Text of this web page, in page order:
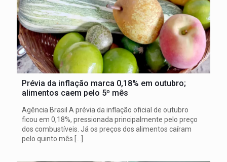
Prévia da inflação marca 0,18% em outubro;
alimentos caem pelo 5º mês
Agência Brasil A prévia da inflação oficial de outubro
ficou em 0,18%, pressionada principalmente pelo preço
dos combustíveis. Já os preços dos alimentos caíram
pelo quinto mês